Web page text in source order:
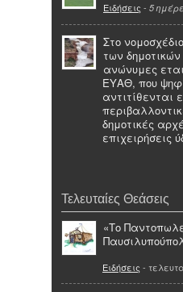
Ειδήσεις - 5
Στο
των
ανώνυμες
ΕΥΑΘ, που
αντιτίθενται
δημοτικές
επιχειρήσεις
Τελευταίες Θεάσεις
«Το
Ειδήσεις -